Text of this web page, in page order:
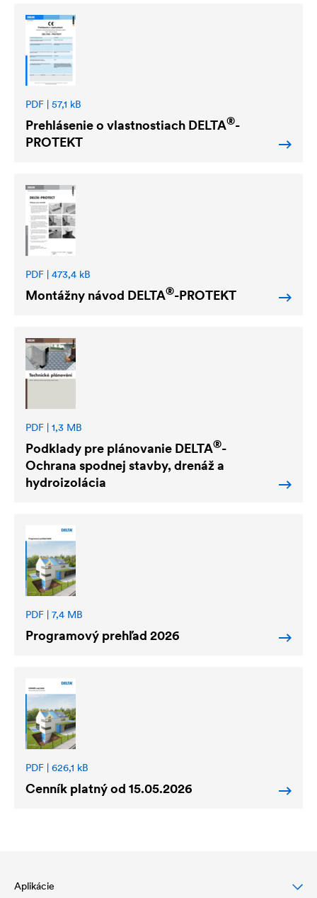
PDF | 57,1 kB
Prehlásenie o vlastnostiach DELTA®-
PROTEKT
PDF | 473,4 kB
Montážny návod DELTA®-PROTEKT
PDF | 1,3 MB
Podklady pre plánovanie DELTA®-
Ochrana spodnej stavby, drenáž a
hydroizolácia
PDF | 7,4 MB
Programový prehľad 2026
PDF | 626,1 kB
Cenník platný od 15.05.2026
Aplikácie